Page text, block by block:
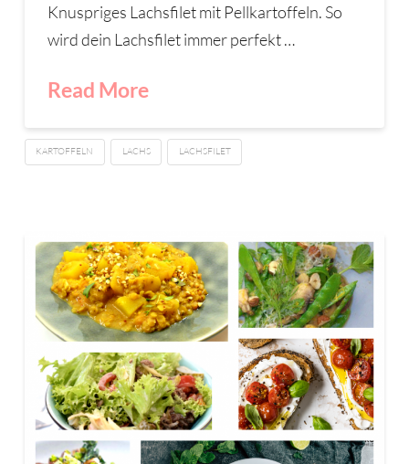
Knuspriges Lachsfilet mit Pellkartoffeln. So
wird dein Lachsfilet immer perfekt …
Read More
KARTOFFELN LACHS LACHSFILET